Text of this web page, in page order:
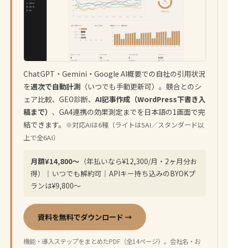
ChatGPT・Gemini・Google AI概要での自社の引用状況
を週次で自動計測 （いつでも手動更新可）。競合とのシ
ェア比較、GEO診断、 AI記事作成（WordPress下書き入
稿まで） 、GA4連携の効果測定までを日本語の1画面で完
結できます。 ※対応AIは6種（ライトは5AI／スタンダード以
上で全6AI）
月額¥14,800〜 （年払いなら¥12,300/月・2ヶ月分お
得）｜いつでも解約可｜APIキー持ち込みのBYOKプ
ランは¥9,800〜
資料を無料でダウンロード →
機能・導入ステップをまとめたPDF（全14ページ）。会社名・お